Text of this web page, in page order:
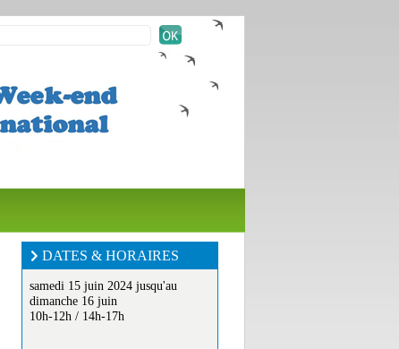
DATES & HORAIRES
samedi 15 juin 2024 jusqu'au
dimanche 16 juin
10h-12h / 14h-17h